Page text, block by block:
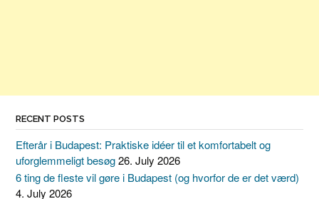
RECENT POSTS
Efterår i Budapest: Praktiske idéer til et komfortabelt og
uforglemmeligt besøg26. July 2026
6 ting de fleste vil gøre i Budapest (og hvorfor de er det værd)
4. July 2026